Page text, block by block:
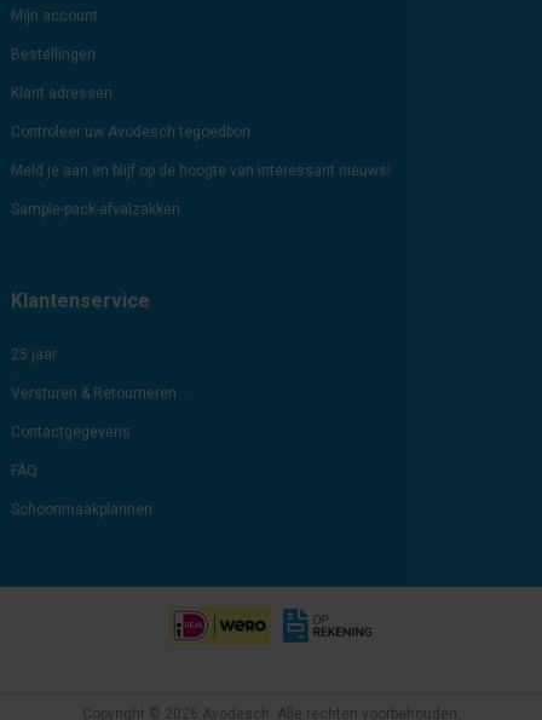
Mijn account
Bestellingen
Klant adressen
Controleer uw Avodesch tegoedbon
Meld je aan en blijf op de hoogte van interessant nieuws!
Sample-pack-afvalzakken
Klantenservice
25 jaar
Versturen & Retourneren
Contactgegevens
FAQ
Schoonmaakplannen
Copyright © 2026 Avodesch. Alle rechten voorbehouden.